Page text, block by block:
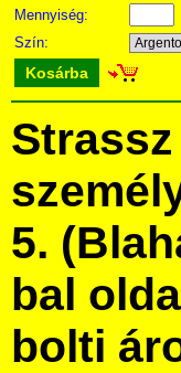
Mennyiség:
Szín:
Kosárba
5.
bal
bolti